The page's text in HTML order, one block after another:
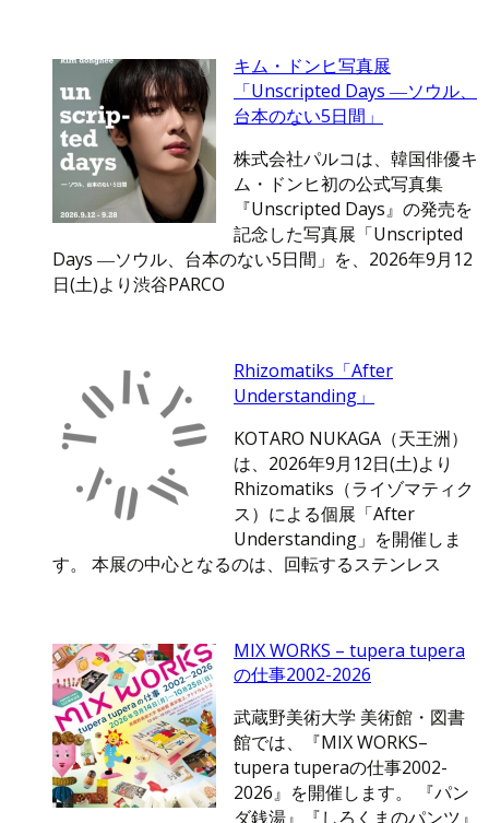
キム・ドンヒ写真展
「Unscripted Days ―ソウル、
台本のない5日間」
株式会社パルコは、韓国俳優キ
ム・ドンヒ初の公式写真集
『Unscripted Days』の発売を
記念した写真展「Unscripted
Days ―ソウル、台本のない5日間」を、2026年9月12
日(土)より渋谷PARCO
Rhizomatiks「After
Understanding」
KOTARO NUKAGA（天王洲）
は、2026年9月12日(土)より
Rhizomatiks（ライゾマティク
ス）による個展「After
Understanding」を開催しま
す。 本展の中心となるのは、回転するステンレス
MIX WORKS – tupera tupera
の仕事2002-2026
武蔵野美術大学 美術館・図書
館では、『MIX WORKS–
tupera tuperaの仕事2002-
2026』を開催します。 『パン
ダ銭湯』『しろくまのパンツ』